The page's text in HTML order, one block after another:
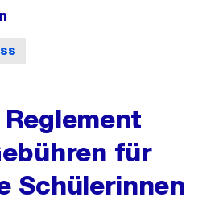
für
Schülerinnen